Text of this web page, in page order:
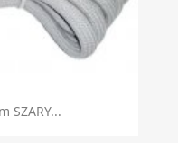
SZARY...